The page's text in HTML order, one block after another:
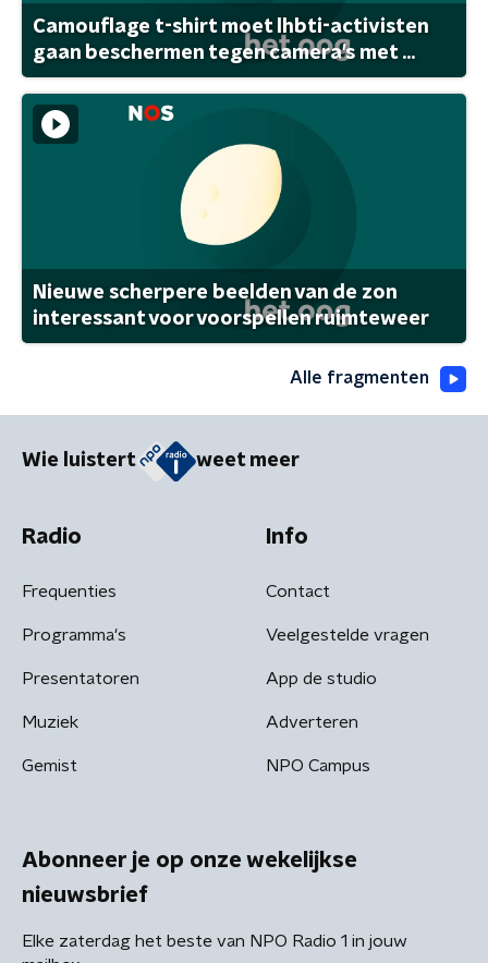
Camouflage t-shirt moet lhbti-activisten
gaan beschermen tegen camera's met ...
Nieuwe scherpere beelden van de zon
interessant voor voorspellen ruimteweer
Alle fragmenten
Wie luistert weet meer
Radio
Frequenties
Programma's
Presentatoren
Muziek
Gemist
Info
Contact
Veelgestelde vragen
App de studio
Adverteren
NPO Campus
Abonneer je op onze wekelijkse
nieuwsbrief
Elke zaterdag het beste van NPO Radio 1 in jouw